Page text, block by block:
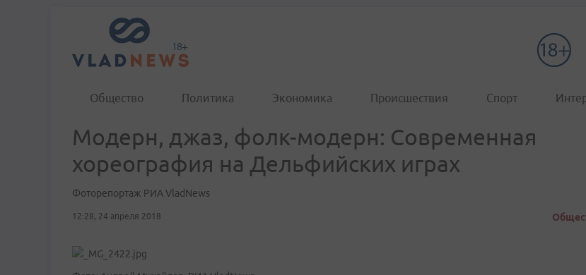
Общество Политика Экономика Происшествия Спорт
Модерн, джаз, фолк-модерн: Современная
хореография на Дельфийских играх
Фоторепортаж РИА VladNews
12:28, 24 апреля 2018